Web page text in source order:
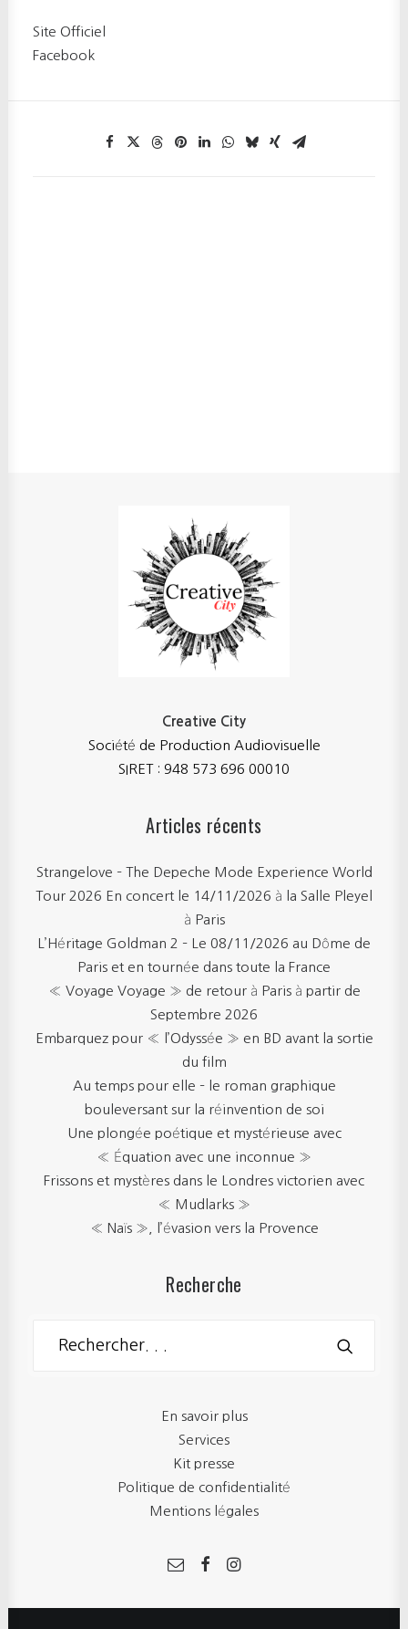
Site Officiel
Facebook
Creative City
Société de Production Audiovisuelle
SIRET : 948 573 696 00010
Articles récents
Strangelove – The Depeche Mode Experience World
Tour 2026 En concert le 14/11/2026 à la Salle Pleyel
à Paris
L’Héritage Goldman 2 – Le 08/11/2026 au Dôme de
Paris et en tournée dans toute la France
« Voyage Voyage » de retour à Paris à partir de
Septembre 2026
Embarquez pour « l’Odyssée » en BD avant la sortie
du film
Au temps pour elle – le roman graphique
bouleversant sur la réinvention de soi
Une plongée poétique et mystérieuse avec
« Équation avec une inconnue »
Frissons et mystères dans le Londres victorien avec
« Mudlarks »
« Naïs », l’évasion vers la Provence
Recherche
En savoir plus
Services
Kit presse
Politique de confidentialité
Mentions légales